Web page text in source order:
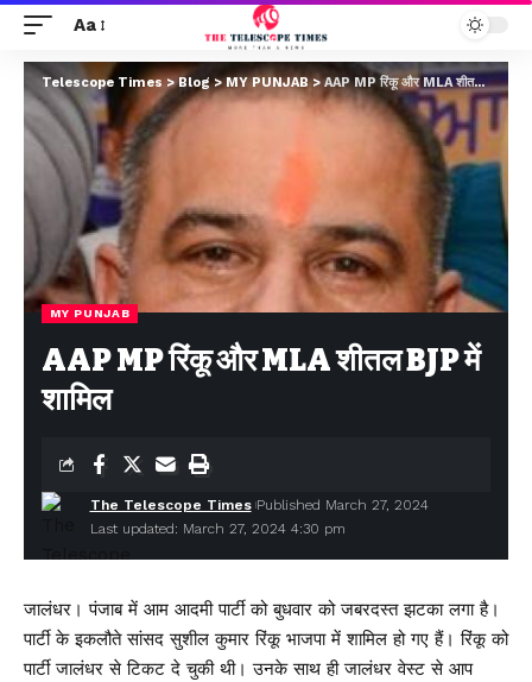
Aa
Telescope Times>Blog>MY PUNJAB>AAP MP रिंकू और MLA शीतल BJP में शामिल
MY PUNJAB
AAP MP रिंकू और MLA शीतल BJP में
शामिल
Last updated: March 27, 2024 4:30 pm
The Telescope Times Published March 27, 2024
जालंधर। पंजाब में आम आदमी पार्टी को बुधवार को जबरदस्त झटका लगा है।
पार्टी के इकलौते सांसद सुशील कुमार रिंकू भाजपा में शामिल हो गए हैं। रिंकू को
पार्टी जालंधर से टिकट दे चुकी थी। उनके साथ ही जालंधर वेस्ट से आप